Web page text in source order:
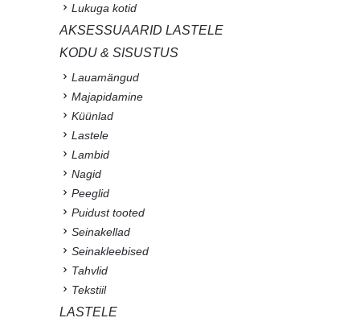
Lukuga kotid
AKSESSUAARID LASTELE
KODU & SISUSTUS
Lauamängud
Majapidamine
Küünlad
Lastele
Lambid
Nagid
Peeglid
Puidust tooted
Seinakellad
Seinakleebised
Tahvlid
Tekstiil
LASTELE